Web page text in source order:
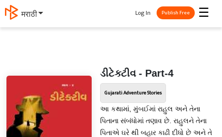
मराठी ☰
Log In Publish Free
ડીટેક્ટીવ - Part-4
Gujarati Adventure Stories
આ કથામાં, મુંબઈમાં રાહુલ અને તેના
પિતાના સંબંધોમાં તણાવ છે. રાહુલને તેના
પિતાએ ઘરે થી બહાર કાઢી દીધો છે અને તે